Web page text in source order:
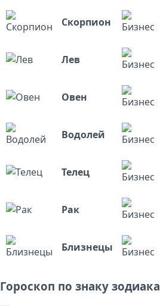
Скорпион
Лев
Овен
Водолей
Телец
Рак
Близнецы
Гороскоп по знаку зодиака